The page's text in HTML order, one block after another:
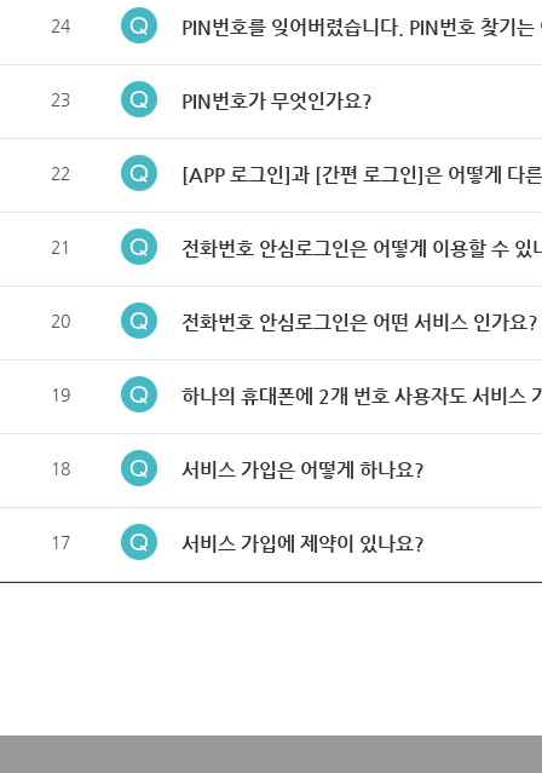
24 PIN번호를 잊어버렸습니다. PIN번호 찾기는
23 PIN번호가 무엇인가요?
22 [APP 로그인]과 [간편 로그인]은 어떻게 다
21 전화번호 안심로그인은 어떻게 이용할 수 있
20 전화번호 안심로그인은 어떤 서비스 인가요?
19 하나의 휴대폰에 2개 번호 사용자도 서비스
18 서비스 가입은 어떻게 하나요?
17 서비스 가입에 제약이 있나요?